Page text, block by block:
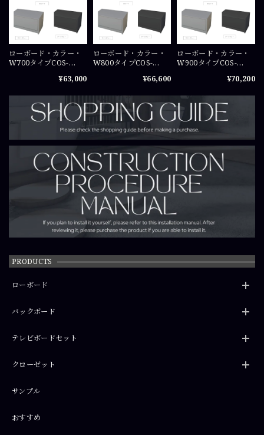
PRODUCTS
ローボード
バックボード
テレビボードセット
クローゼット
サンプル
おすすめ
ローボード・カラー・
W700タイプCOS-
¥63,000
ローボード・カラー・
W800タイプCOS-
¥66,600
ローボード・カラー・
W900タイプCOS-
¥70,200